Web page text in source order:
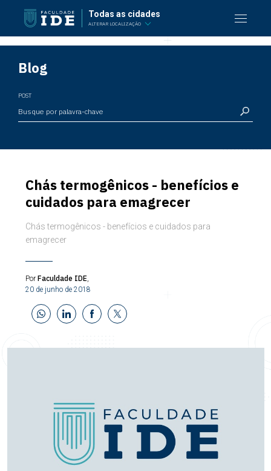
Todas as cidades
ALTERAR LOCALIZAÇÃO
Blog
POST
Chás termogênicos - benefícios e
cuidados para emagrecer
Chás termogênicos - benefícios e cuidados para
emagrecer
Por Faculdade IDE,
20 de junho de 2018